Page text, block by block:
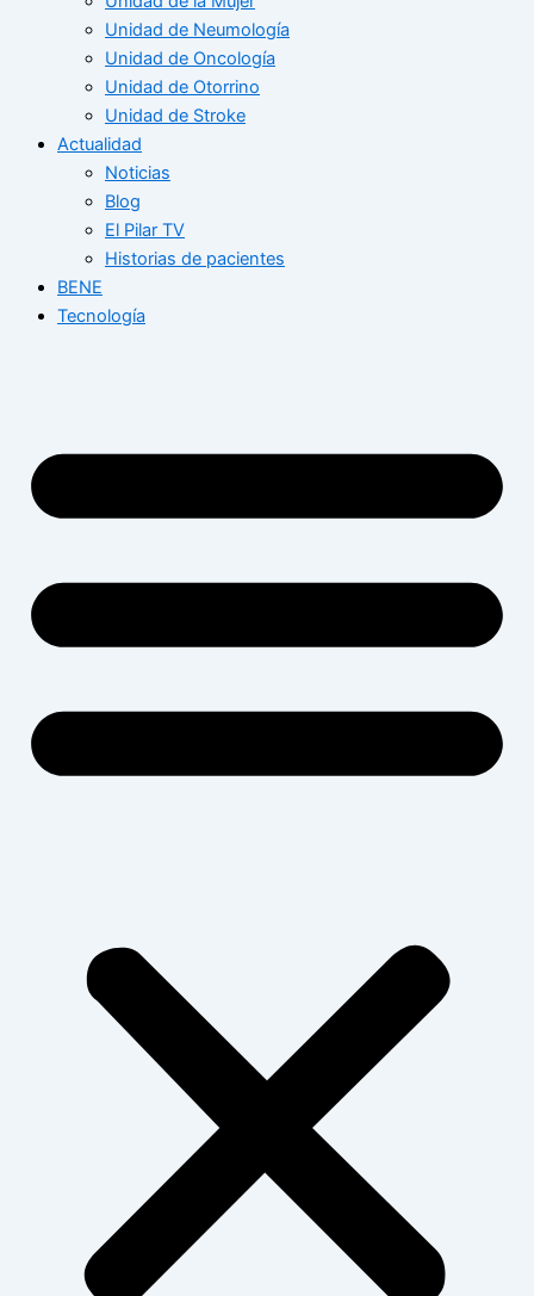
Unidad de Neumología
Unidad de Oncología
Unidad de Otorrino
Unidad de Stroke
Actualidad
Noticias
Blog
El Pilar TV
Historias de pacientes
BENE
Tecnología